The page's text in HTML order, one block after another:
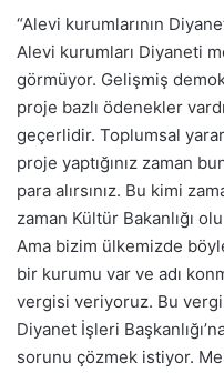
“Alevi kurumlarının
Alevi kurumları Diyaneti
görmüyor. Gelişmiş
proje bazlı ödenekler
geçerlidir. Toplumsal
proje yaptığınız zaman
para alırsınız. Bu kimi
zaman Kültür Bakanlığı
Ama bizim ülkemizde
bir kurumu var ve adı
vergisi veriyoruz. Bu
Diyanet İşleri
sorunu çözmek istiyor.